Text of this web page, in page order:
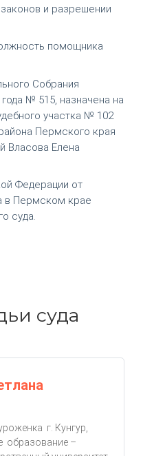
и разрешении
помощника
Собрания
№ 515, назначена на
участка № 102
Пермского края
Власова Елена
Федерации от
в Пермском крае
суда.
суда
г. Кунгур,
образование –